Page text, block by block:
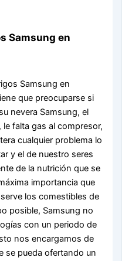
Samsung en
Samsung en
que preocuparse si
nevera Samsung, el
falta gas al compresor,
cualquier problema lo
y el de nuestro seres
de la nutrición que se
importancia que
los comestibles de
posible, Samsung no
con un periodo de
nos encargamos de
se pueda ofertando un